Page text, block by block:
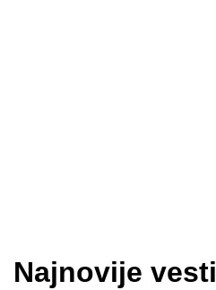
Najnovije vesti